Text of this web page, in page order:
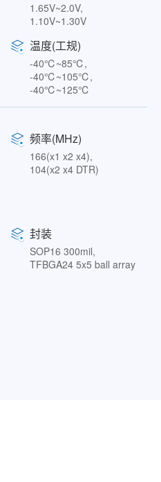
1.65V~2.0V,
1.10V~1.30V
温度(工规)
-40℃~85℃,
-40℃~105℃,
-40℃~125℃
频率(MHz)
166(x1 x2 x4),
104(x2 x4 DTR)
封装
SOP16 300mil,
TFBGA24 5x5 ball array